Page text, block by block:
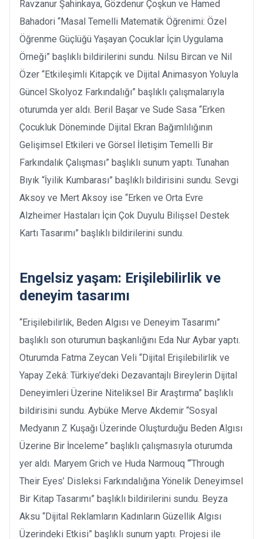
Ravzanur Şahinkaya, Gözdenur Çoşkun ve Hamed
Bahadori “Masal Temelli Matematik Öğrenimi: Özel
Öğrenme Güçlüğü Yaşayan Çocuklar İçin Uygulama
Örneği” başlıklı bildirilerini sundu. Nilsu Bircan ve Nil
Özer “Etkileşimli Kitapçık ve Dijital Animasyon Yoluyla
Güncel Skolyoz Farkındalığı” başlıklı çalışmalarıyla
oturumda yer aldı. Beril Başar ve Sude Sasa “Erken
Çocukluk Döneminde Dijital Ekran Bağımlılığının
Gelişimsel Etkileri ve Görsel İletişim Temelli Bir
Farkındalık Çalışması” başlıklı sunum yaptı. Tunahan
Bıyık “İyilik Kumbarası” başlıklı bildirisini sundu. Sevgi
Aksoy ve Mert Aksoy ise “Erken ve Orta Evre
Alzheimer Hastaları İçin Çok Duyulu Bilişsel Destek
Kartı Tasarımı” başlıklı bildirilerini sundu.
Engelsiz yaşam: Erişilebilirlik ve
deneyim tasarımı
“Erişilebilirlik, Beden Algısı ve Deneyim Tasarımı”
başlıklı son oturumun başkanlığını Eda Nur Aybar yaptı.
Oturumda Fatma Zeycan Veli “Dijital Erişilebilirlik ve
Yapay Zekâ: Türkiye’deki Dezavantajlı Bireylerin Dijital
Deneyimleri Üzerine Niteliksel Bir Araştırma” başlıklı
bildirisini sundu. Aybüke Merve Akdemir “Sosyal
Medyanın Z Kuşağı Üzerinde Oluşturduğu Beden Algısı
Üzerine Bir İnceleme” başlıklı çalışmasıyla oturumda
yer aldı. Maryem Grich ve Huda Narmouq “‘Through
Their Eyes’ Disleksi Farkındalığına Yönelik Deneyimsel
Bir Kitap Tasarımı” başlıklı bildirilerini sundu. Beyza
Aksu “Dijital Reklamların Kadınların Güzellik Algısı
Üzerindeki Etkisi” başlıklı sunum yaptı. Projesi ile